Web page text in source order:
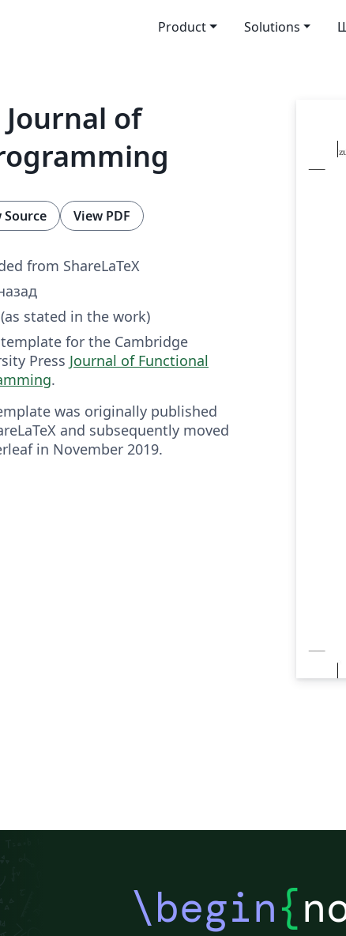
Product Solutions
of
Source View PDF
from ShareLaTeX
stated in the work)
template for the Cambridge
Press Journal of Functional
.
was originally published
and subsequently moved
in November 2019.
\begin{